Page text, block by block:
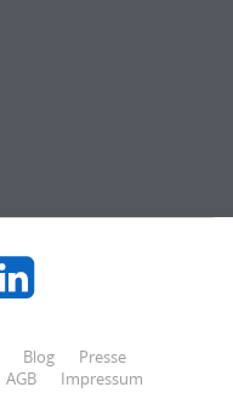
Blog
Presse
AGB Impressum